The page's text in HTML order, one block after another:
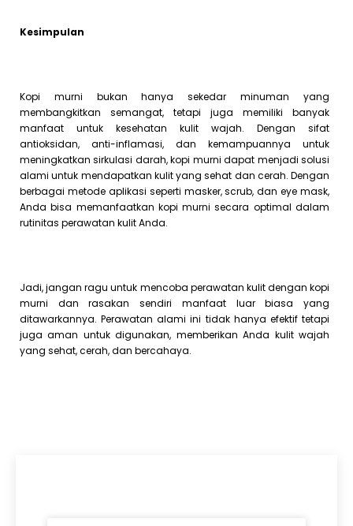
Kesimpulan
Kopi murni bukan hanya sekedar minuman yang
membangkitkan semangat, tetapi juga memiliki banyak
manfaat untuk kesehatan kulit wajah. Dengan sifat
antioksidan, anti-inflamasi, dan kemampuannya untuk
meningkatkan sirkulasi darah, kopi murni dapat menjadi solusi
alami untuk mendapatkan kulit yang sehat dan cerah. Dengan
berbagai metode aplikasi seperti masker, scrub, dan eye mask,
Anda bisa memanfaatkan kopi murni secara optimal dalam
rutinitas perawatan kulit Anda.
Jadi, jangan ragu untuk mencoba perawatan kulit dengan kopi
murni dan rasakan sendiri manfaat luar biasa yang
ditawarkannya. Perawatan alami ini tidak hanya efektif tetapi
juga aman untuk digunakan, memberikan Anda kulit wajah
yang sehat, cerah, dan bercahaya.